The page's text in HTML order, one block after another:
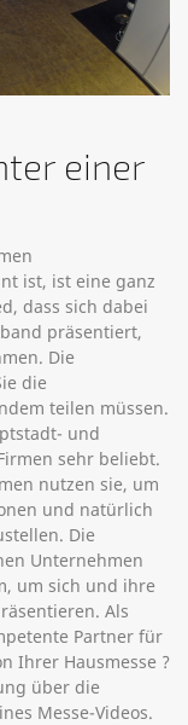
einer
ist, ist eine ganz
dass sich dabei
präsentiert,
Die
die
teilen müssen.
und
sehr beliebt.
nutzen sie, um
und natürlich
Die
Unternehmen
um sich und ihre
Als
Partner für
Ihrer Hausmesse ?
über die
Messe-Videos.